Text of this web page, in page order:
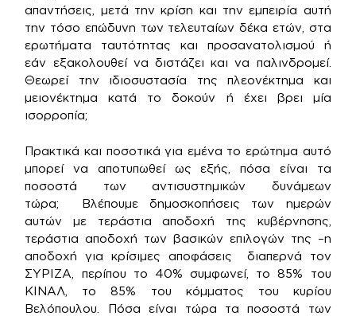
απαντήσεις, μετά την κρίση και την εμπειρία αυτή
την τόσο επώδυνη των τελευταίων δέκα ετών, στα
ερωτήματα ταυτότητας και προσανατολισμού ή
εάν εξακολουθεί να διστάζει και να παλινδρομεί.
Θεωρεί την ιδιοσυστασία της πλεονέκτημα και
μειονέκτημα κατά το δοκούν ή έχει βρει μία
ισορροπία;
Πρακτικά και ποσοτικά για εμένα το ερώτημα αυτό
μπορεί να αποτυπωθεί ως εξής, πόσα είναι τα
ποσοστά των αντισυστημικών δυνάμεων
τώρα; Βλέπουμε δημοσκοπήσεις των ημερών
αυτών με τεράστια αποδοχή της κυβέρνησης,
τεράστια αποδοχή των βασικών επιλογών της –η
αποδοχή για κρίσιμες αποφάσεις διαπερνά τον
ΣΥΡΙΖΑ, περίπου το 40% συμφωνεί, το 85% του
ΚΙΝΑΛ, το 85% του κόμματος του κυρίου
Βελόπουλου. Πόσα είναι τώρα τα ποσοστά των